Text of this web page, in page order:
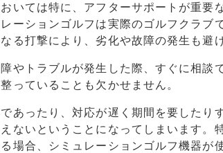
いては特に、アフターサポートが重要
ーションゴルフは実際のゴルフクラブ
る打撃により、劣化や故障の発生も避
やトラブルが発生した際、すぐに相談
っていることも欠かせません。
あったり、対応が遅く期間を要したり
ないということになってしまいます。
場合、シミュレーションゴルフ機器が